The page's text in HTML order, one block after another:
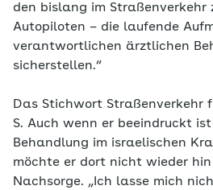
den bislang im Straßenverkehr
Autopiloten – die laufende
verantwortlichen ärztlichen
sicherstellen.“
Das Stichwort Straßenverkehr
S. Auch wenn er beeindruckt
Behandlung im israelischen
möchte er dort nicht wieder hin
Nachsorge. „Ich lasse mich